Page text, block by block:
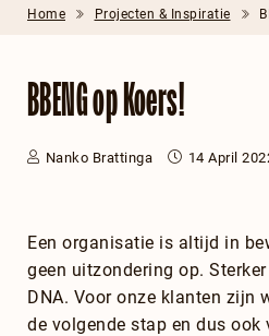
Home Projecten & Inspiratie
BBENG op Koers!
Nanko Brattinga 14 April
Een organisatie is altijd in
geen uitzondering op.
DNA. Voor onze klanten zijn
de volgende stap en dus ook